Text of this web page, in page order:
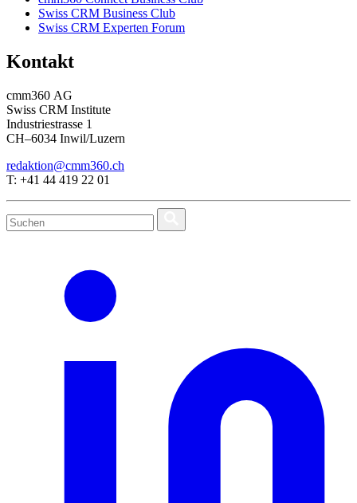
Swiss CRM Business Club
Swiss CRM Experten Forum
Kontakt
cmm360 AG
Swiss CRM Institute
Industriestrasse 1
CH–6034 Inwil/Luzern
redaktion@cmm360.ch
T: +41 44 419 22 01